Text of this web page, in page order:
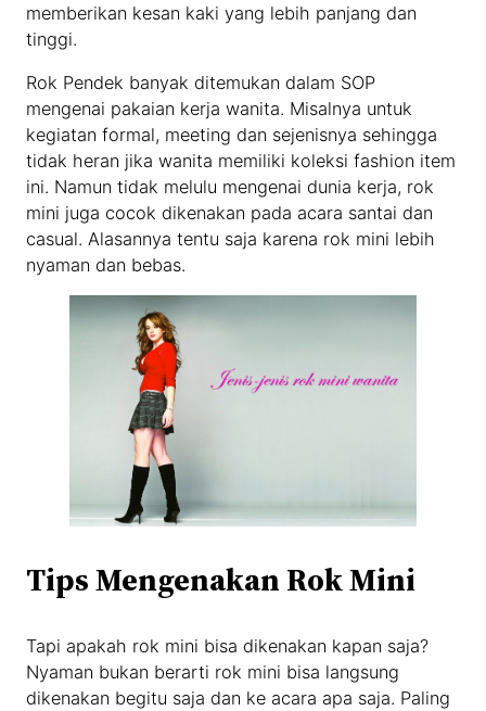
memberikan kesan kaki yang lebih panjang dan
tinggi.
Rok Pendek banyak ditemukan dalam SOP
mengenai pakaian kerja wanita. Misalnya untuk
kegiatan formal, meeting dan sejenisnya sehingga
tidak heran jika wanita memiliki koleksi fashion item
ini. Namun tidak melulu mengenai dunia kerja, rok
mini juga cocok dikenakan pada acara santai dan
casual. Alasannya tentu saja karena rok mini lebih
nyaman dan bebas.
Tips Mengenakan Rok Mini
Tapi apakah rok mini bisa dikenakan kapan saja?
Nyaman bukan berarti rok mini bisa langsung
dikenakan begitu saja dan ke acara apa saja. Paling